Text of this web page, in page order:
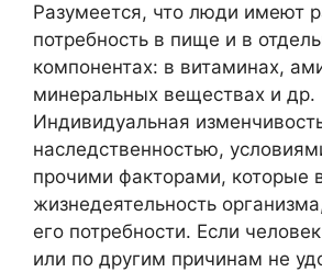
Разумеется, что люди имеют
потребность в пище и в
компонентах: в витаминах,
минеральных веществах и др.
Индивидуальная
наcлeдcтвенностью,
прочими факторами, которые
жизнедеятельность
его потребности. Если
или по другим причинам не